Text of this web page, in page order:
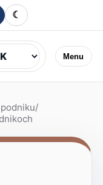
☾
Menu
Jazyk
/